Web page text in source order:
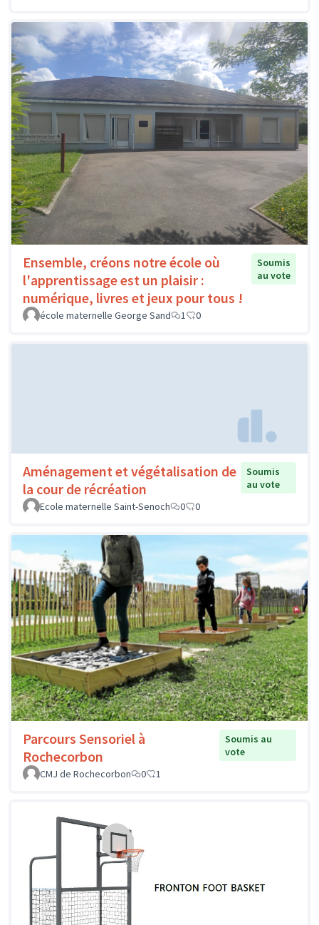
Ensemble, créons notre école où
l'apprentissage est un plaisir :
numérique, livres et jeux pour tous !
Soumis
au vote
école maternelle George Sand 1 0
Aménagement et végétalisation de
la cour de récréation
Soumis
au vote
Ecole maternelle Saint-Senoch
0 0
Parcours Sensoriel à
Rochecorbon
Soumis au
vote
CMJ de Rochecorbon
0 1